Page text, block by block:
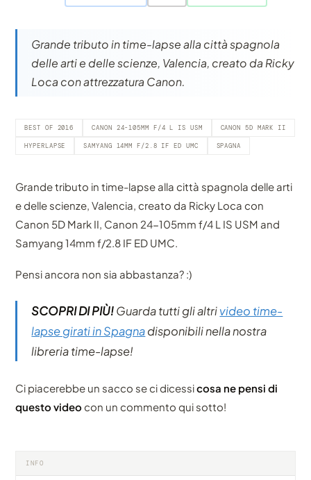
Grande tributo in time-lapse alla città spagnola
delle arti e delle scienze, Valencia, creato da Ricky
Loca con attrezzatura Canon.
BEST OF 2016 CANON 24-105MM F/4 L IS USM CANON 5D MARK II
HYPERLAPSE SAMYANG 14MM F/2.8 IF ED UMC SPAGNA
Grande tributo in time-lapse alla città spagnola delle arti
e delle scienze, Valencia, creato da Ricky Loca con
Canon 5D Mark II, Canon 24-105mm f/4 L IS USM and
Samyang 14mm f/2.8 IF ED UMC.
Pensi ancora non sia abbastanza? :)
SCOPRI DI PIÙ!Guarda tutti gli altrivideo time-
lapse girati in Spagnadisponibili nella nostra
libreria time-lapse!
Ci piacerebbe un sacco se ci dicessicosa ne pensi di
questo video con un commento qui sotto!
INFO